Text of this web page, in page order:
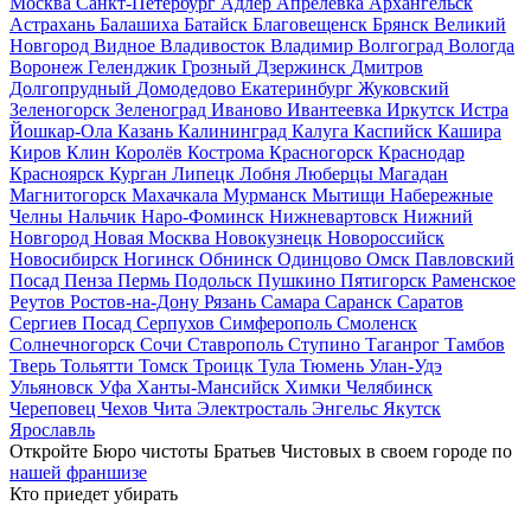
Астрахань Балашиха Батайск Благовещенск Брянск Великий
Новгород Видное Владивосток Владимир Волгоград Вологда
Воронеж Геленджик Грозный Дзержинск Дмитров
Долгопрудный Домодедово Екатеринбург Жуковский
Зеленогорск Зеленоград Иваново Ивантеевка Иркутск Истра
Йошкар-Ола Казань Калининград Калуга Каспийск Кашира
Киров Клин Королёв Кострома Красногорск Краснодар
Красноярск Курган Липецк Лобня Люберцы Магадан
Магнитогорск Махачкала Мурманск Мытищи Набережные
Челны Нальчик Наро-Фоминск Нижневартовск Нижний
Новгород Новая Москва Новокузнецк Новороссийск
Новосибирск Ногинск Обнинск Одинцово Омск Павловский
Посад Пенза Пермь Подольск Пушкино Пятигорск Раменское
Реутов Ростов-на-Дону Рязань Самара Саранск Саратов
Сергиев Посад Серпухов Симферополь Смоленск
Солнечногорск Сочи Ставрополь Ступино Таганрог Тамбов
Тверь Тольятти Томск Троицк Тула Тюмень Улан-Удэ
Ульяновск Уфа Ханты-Мансийск Химки Челябинск
Череповец Чехов Чита Электросталь Энгельс Якутск
Ярославль
Откройте Бюро чистоты Братьев Чистовых в своем городе по
нашей франшизе
Кто приедет убирать